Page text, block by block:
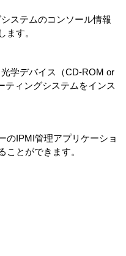
ステムのコンソール情報
ます。
学デバイス（CD-ROM or
ティングシステムをインス
のIPMI管理アプリケーショ
ことができます。